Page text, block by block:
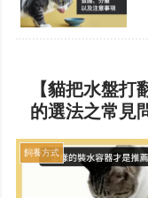
【貓把水盤
的選法之常見
飼養方式